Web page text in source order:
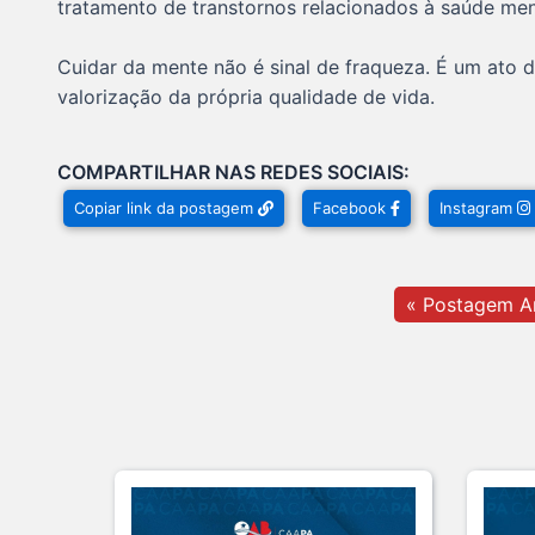
tratamento de transtornos relacionados à saúde
Cuidar da mente não é sinal de fraqueza. É um ato
valorização da própria qualidade de vida.
COMPARTILHAR NAS REDES SOCIAIS:
Copiar link da postagem Facebook Instagram
« Postagem